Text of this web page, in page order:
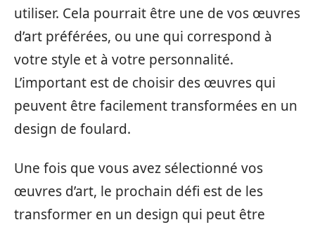
utiliser. Cela pourrait être une de vos œuvres
d’art préférées, ou une qui correspond à
votre style et à votre personnalité.
L’important est de choisir des œuvres qui
peuvent être facilement transformées en un
design de foulard.
Une fois que vous avez sélectionné vos
œuvres d’art, le prochain défi est de les
transformer en un design qui peut être